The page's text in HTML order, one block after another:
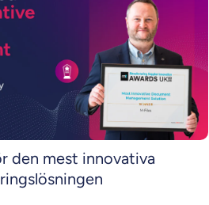
den mest innovativa